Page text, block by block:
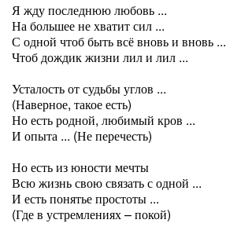
Я жду последнюю любовь ...
На большее не хватит сил ...
С одной чтоб быть всё вновь и вновь ...
Чтоб дождик жизни лил и лил ...
Усталость от судьбы углов ...
(Наверное, такое есть)
Но есть родной, любимый кров ...
И опыта ... (Не перечесть)
Но есть из юности мечты
Всю жизнь свою связать с одной ...
И есть понятье простоты ...
(Где в устремлениях – покой)